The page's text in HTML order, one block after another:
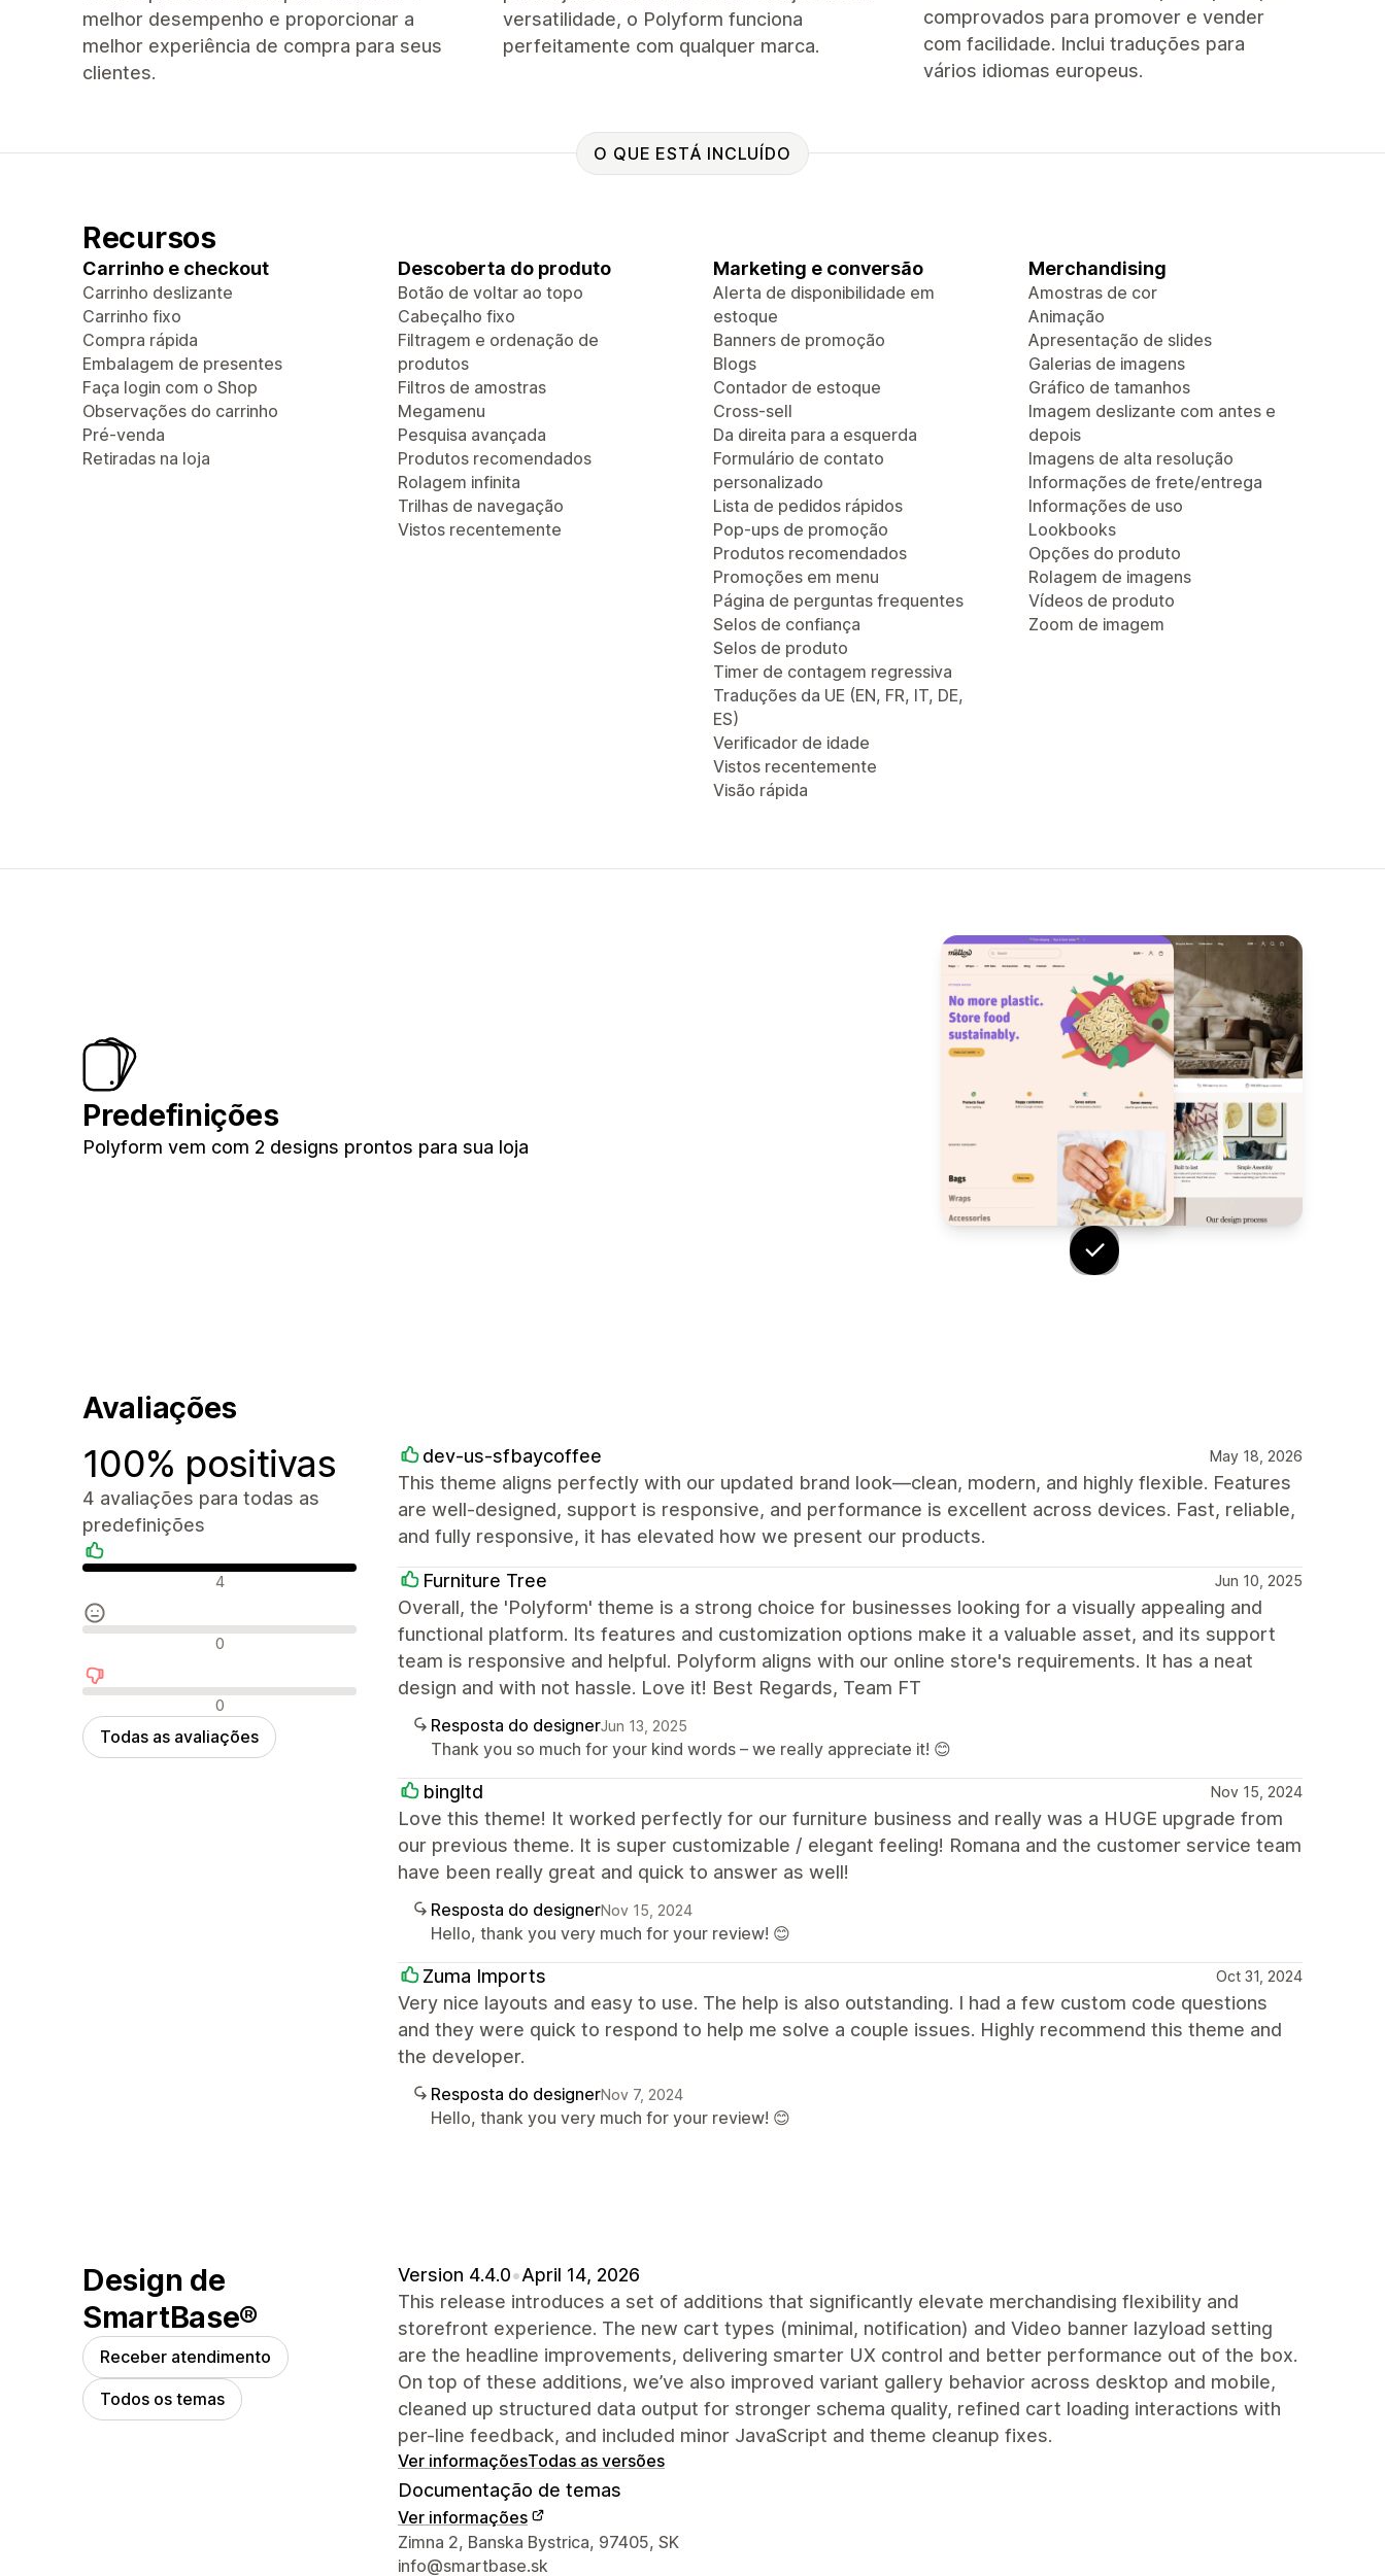
melhor desempenho e proporcionar a
melhor experiência de compra para seus
clientes.
versatilidade, o Polyform funciona
perfeitamente com qualquer marca.
comprovados para promover e vender
com facilidade. Inclui traduções para
vários idiomas europeus.
O QUE ESTÁ INCLUÍDO
Recursos
Carrinho e checkout
Carrinho deslizante
Carrinho fixo
Compra rápida
Embalagem de presentes
Faça login com o Shop
Observações do carrinho
Pré-venda
Retiradas na loja
Descoberta do produto
Botão de voltar ao topo
Cabeçalho fixo
Filtragem e ordenação de
produtos
Filtros de amostras
Megamenu
Pesquisa avançada
Produtos recomendados
Rolagem infinita
Trilhas de navegação
Vistos recentemente
Marketing e conversão
Alerta de disponibilidade em
estoque
Banners de promoção
Blogs
Contador de estoque
Cross-sell
Da direita para a esquerda
Formulário de contato
personalizado
Lista de pedidos rápidos
Pop-ups de promoção
Produtos recomendados
Promoções em menu
Página de perguntas frequentes
Selos de confiança
Selos de produto
Timer de contagem regressiva
Traduções da UE (EN, FR, IT, DE,
ES)
Verificador de idade
Vistos recentemente
Visão rápida
Merchandising
Amostras de cor
Animação
Apresentação de slides
Galerias de imagens
Gráfico de tamanhos
Imagem deslizante com antes e
depois
Imagens de alta resolução
Informações de frete/entrega
Informações de uso
Lookbooks
Opções do produto
Rolagem de imagens
Vídeos de produto
Zoom de imagem
Predefinições
Polyform vem com 2 designs prontos para sua loja
Avaliações
100% positivas
4 avaliações para todas as
predefinições
Avaliações positivas
4
Avaliações neutras
0
Avaliações negativas
0
Todas as avaliações
dev-us-sfbaycoffee May 18, 2026
This theme aligns perfectly with our updated brand look—clean, modern, and highly flexible. Features
are well‑designed, support is responsive, and performance is excellent across devices. Fast, reliable,
and fully responsive, it has elevated how we present our products.
Furniture Tree Jun 10, 2025
Overall, the 'Polyform' theme is a strong choice for businesses looking for a visually appealing and
functional platform. Its features and customization options make it a valuable asset, and its support
team is responsive and helpful. Polyform aligns with our online store's requirements. It has a neat
design and with not hassle. Love it! Best Regards, Team FT
Resposta do designerJun 13, 2025
Thank you so much for your kind words – we really appreciate it! 😊
bingltd Nov 15, 2024
Love this theme! It worked perfectly for our furniture business and really was a HUGE upgrade from
our previous theme. It is super customizable / elegant feeling! Romana and the customer service team
have been really great and quick to answer as well!
Resposta do designerNov 15, 2024
Hello, thank you very much for your review! 😊
Zuma Imports Oct 31, 2024
Very nice layouts and easy to use. The help is also outstanding. I had a few custom code questions
and they were quick to respond to help me solve a couple issues. Highly recommend this theme and
the developer.
Resposta do designerNov 7, 2024
Hello, thank you very much for your review! 😊
Design de
SmartBase®
Receber atendimento
Todos os temas
Version 4.4.0•April 14, 2026
This release introduces a set of additions that significantly elevate merchandising flexibility and
storefront experience. The new cart types (minimal, notification) and Video banner lazyload setting
are the headline improvements, delivering smarter UX control and better performance out of the box.
On top of these additions, we’ve also improved variant gallery behavior across desktop and mobile,
cleaned up structured data output for stronger schema quality, refined cart loading interactions with
per-line feedback, and included minor JavaScript and theme cleanup fixes.
Ver informaçõesTodas as versões
Documentação de temas
Ver informações
Informações de contato do designer
Zimna 2, Banska Bystrica, 97405, SK
info@smartbase.sk